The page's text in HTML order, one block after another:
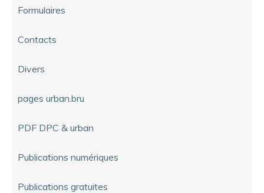
Formulaires
Contacts
Divers
pages urban.bru
PDF DPC & urban
Publications numériques
Publications gratuites